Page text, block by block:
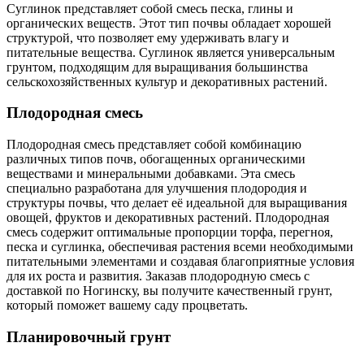
Суглинок представляет собой смесь песка, глины и
органических веществ. Этот тип почвы обладает хорошей
структурой, что позволяет ему удерживать влагу и
питательные вещества. Суглинок является универсальным
грунтом, подходящим для выращивания большинства
сельскохозяйственных культур и декоративных растений.
Плодородная смесь
Плодородная смесь представляет собой комбинацию
различных типов почв, обогащенных органическими
веществами и минеральными добавками. Эта смесь
специально разработана для улучшения плодородия и
структуры почвы, что делает её идеальной для выращивания
овощей, фруктов и декоративных растений. Плодородная
смесь содержит оптимальные пропорции торфа, перегноя,
песка и суглинка, обеспечивая растения всеми необходимыми
питательными элементами и создавая благоприятные условия
для их роста и развития. Заказав плодородную смесь с
доставкой по Ногинску, вы получите качественный грунт,
который поможет вашему саду процветать.
Планировочный грунт